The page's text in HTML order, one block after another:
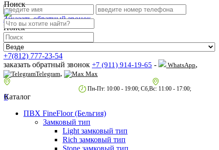
Поиск
Заказать обратный звонок
Поиск
+7(812) 777-23-54
заказать обратный звонок +7 (911) 914-19-65 - WhatsApp,
Telegram, Max
Пн-Пт: 10:00 - 19:00; Сб,Вс: 11:00 - 17:00;
0
Каталог
ПВХ FineFloor (Бельгия)
Замковый тип
Light замковый тип
Rich замковый тип
Stone замковый тип